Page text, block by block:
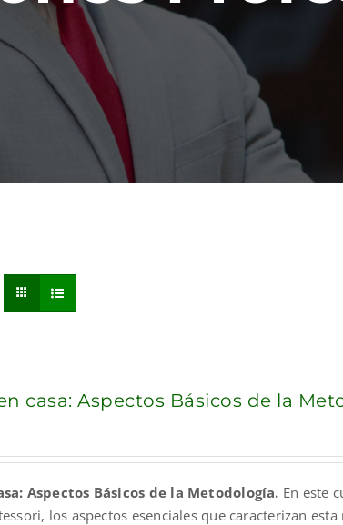
casa: Aspectos Básicos de la
Aspectos Básicos de la Metodología. En este
los aspectos esenciales que caracterizan